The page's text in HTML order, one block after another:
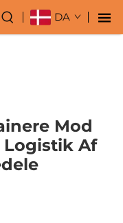
DA
Mod
Logistik Af